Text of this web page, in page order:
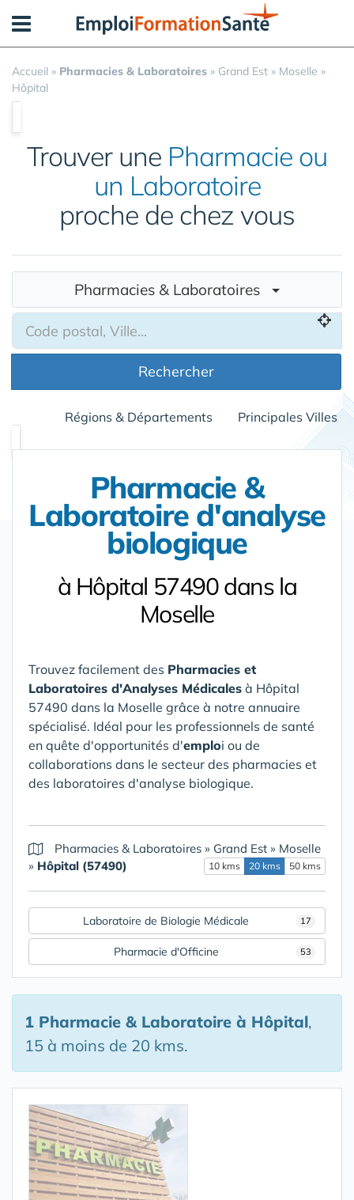
Accueil » Pharmacies & Laboratoires » Grand Est » Moselle »
Hôpital
Trouver une Pharmacie ou
un Laboratoire
proche de chez vous
Pharmacies & Laboratoires
Rechercher
Régions & Départements Principales Villes
Pharmacie &
Laboratoire d'analyse
biologique
à Hôpital 57490 dans la
Moselle
Trouvez facilement des Pharmacies et
Laboratoires d'Analyses Médicales à Hôpital
57490 dans la Moselle grâce à notre annuaire
spécialisé. Idéal pour les professionnels de santé
en quête d'opportunités d'emploi ou de
collaborations dans le secteur des pharmacies et
des laboratoires d'analyse biologique.
Pharmacies & Laboratoires » Grand Est » Moselle
» Hôpital (57490) 10 kms 20 kms 50 kms
17
Laboratoire de Biologie Médicale
53
Pharmacie d'Officine
1 Pharmacie & Laboratoire à Hôpital,
15 à moins de 20 kms.